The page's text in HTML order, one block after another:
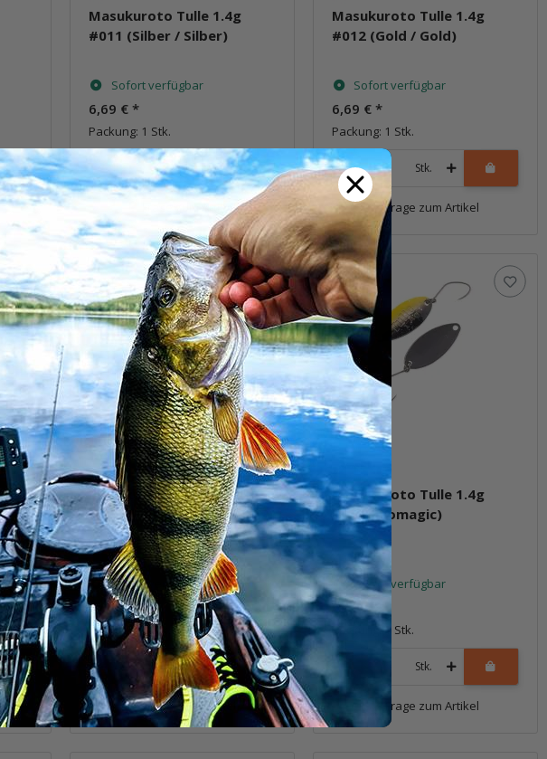
Masukuroto Tulle 1.4g
#011 (Silber / Silber)
Sofort verfügbar
6,69 €*
Packung: 1 Stk.
Stk.
Frage zum Artikel
Masukuroto Tulle 1.4g
#012 (Gold / Gold)
Sofort verfügbar
6,69 €*
Packung: 1 Stk.
Stk.
Frage zum Artikel
Masukuroto Tulle 1.4g
#039 (Pink Glow / Schwarz)
Sofort verfügbar
6,69 €*
Packung: 1 Stk.
Stk.
Frage zum Artikel
Masukuroto Tulle 1.4g
#054 (Isomagic)
Sofort verfügbar
6,69 €*
Packung: 1 Stk.
Stk.
Frage zum Artikel